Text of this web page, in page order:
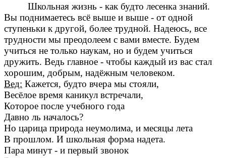
Школьная жизнь - как будто лесенка знаний.
Вы поднимаетесь всё выше и выше - от одной
ступеньки к другой, более трудной. Надеюсь, все
трудности мы преодолеем с вами вместе. Будем
учиться не только наукам, но и будем учиться
дружить. Ведь главное - чтобы каждый из вас стал
хорошим, добрым, надёжным человеком.
Вед: Кажется, будто вчера мы стояли,
Весёлое время каникул встречали,
Которое после учебного года
Давно ль началось?
Но царица природа неумолима, и месяцы лета
В прошлом. И школьная форма надета.
Пара минут - и первый звонок